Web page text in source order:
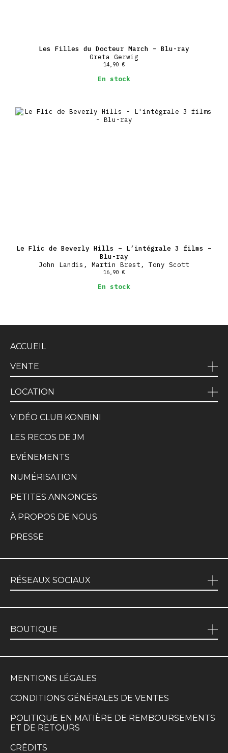
Les Filles du Docteur March – Blu-ray
Greta Gerwig
14,90 €
En stock
Le Flic de Beverly Hills – L’intégrale 3 films –
Blu-ray
John Landis, Martin Brest, Tony Scott
16,90 €
En stock
ACCUEIL
VENTE
LOCATION
VIDÉO CLUB KONBINI
LES RECOS DE JM
EVÉNEMENTS
NUMÉRISATION
PETITES ANNONCES
À PROPOS DE NOUS
PRESSE
RÉSEAUX SOCIAUX
BOUTIQUE
MENTIONS LÉGALES
CONDITIONS GÉNÉRALES DE VENTES
POLITIQUE EN MATIÈRE DE REMBOURSEMENTS
ET DE RETOURS
CRÉDITS